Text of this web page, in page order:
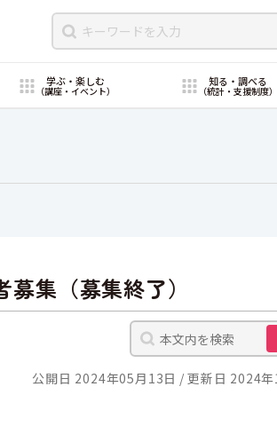
学ぶ・楽しむ
（講座・イベント）
知る・調べる
（統計・支援制度）
集（募集終了）
公開日 2024年05月13日
更新日 2024